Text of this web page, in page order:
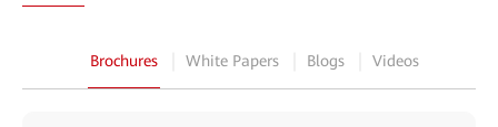
Brochures White Papers Blogs Videos